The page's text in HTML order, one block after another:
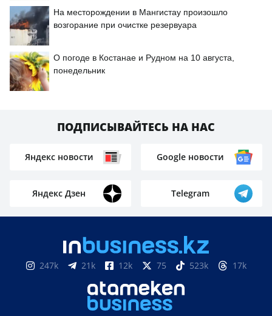
На месторождении в Мангистау произошло
возгорание при очистке резервуара
О погоде в Костанае и Рудном на 10 августа,
понедельник
ПОДПИСЫВАЙТЕСЬ НА НАС
Яндекс новости Google новости
Яндекс Дзен Telegram
247k 21k 12k 75 523k 17k